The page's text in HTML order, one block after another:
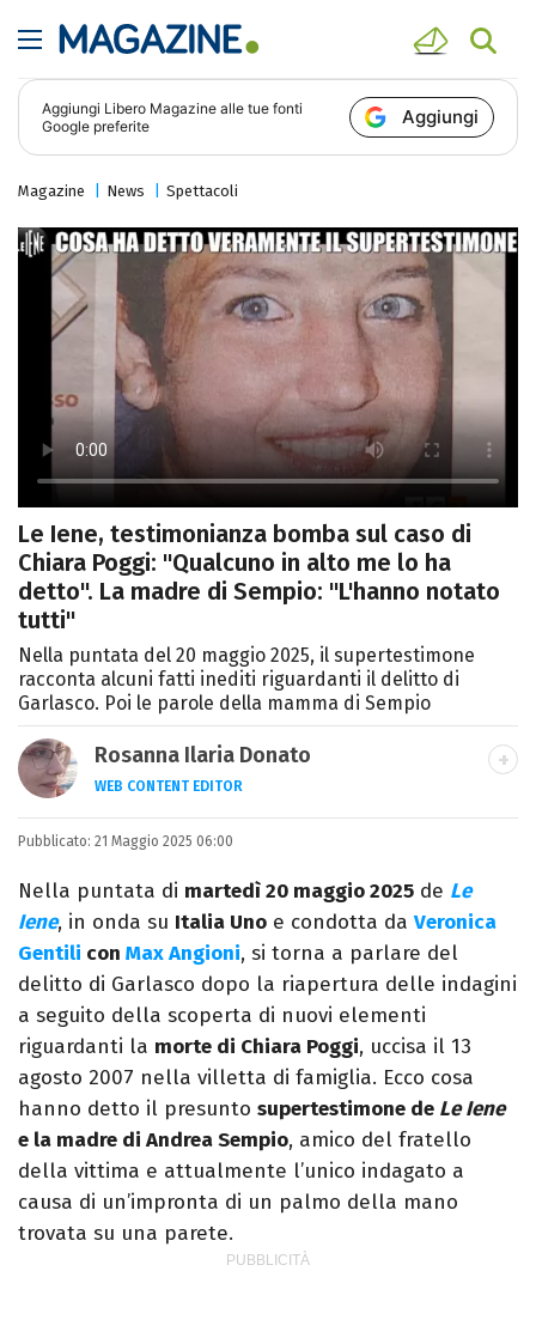
Aggiungi Libero Magazine alle tue fonti
Google preferite
Aggiungi
Magazine News Spettacoli
Le Iene, testimonianza bomba sul caso di
Chiara Poggi: "Qualcuno in alto me lo ha
detto". La madre di Sempio: "L'hanno notato
tutti"
Nella puntata del 20 maggio 2025, il supertestimone
racconta alcuni fatti inediti riguardanti il delitto di
Garlasco. Poi le parole della mamma di Sempio
Rosanna Ilaria Donato
WEB CONTENT EDITOR
Laureata in Linguaggi dei Media, mi dedico
al mondo dell’intrattenimento da 10 anni.
Ho lavorato come web content editor
freelance per diverse testate.
Pubblicato: 21 Maggio 2025 06:00
Nella puntata di martedì 20 maggio 2025 de Le
Iene, in onda su Italia Uno e condotta da Veronica
Gentili con Max Angioni, si torna a parlare del
delitto di Garlasco dopo la riapertura delle indagini
a seguito della scoperta di nuovi elementi
riguardanti la morte di Chiara Poggi, uccisa il 13
agosto 2007 nella villetta di famiglia. Ecco cosa
hanno detto il presunto supertestimone de Le Iene
e la madre di Andrea Sempio, amico del fratello
della vittima e attualmente l’unico indagato a
causa di un’impronta di un palmo della mano
trovata su una parete.